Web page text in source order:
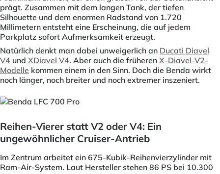
prägt. Zusammen mit dem langen Tank, der tiefen
Silhouette und dem enormen Radstand von 1.720
Millimetern entsteht eine Erscheinung, die auf jedem
Parkplatz sofort Aufmerksamkeit erzeugt.
Natürlich denkt man dabei unweigerlich an Ducati Diavel
V4 und XDiavel V4. Aber auch die früheren X-Diavel-V2-
Modelle kommen einem in den Sinn. Doch die Benda wirkt
noch länger, noch breiter und noch extremer inszeniert.
Reihen-Vierer statt V2 oder V4: Ein
ungewöhnlicher Cruiser-Antrieb
Im Zentrum arbeitet ein 675-Kubik-Reihenvierzylinder mit
Ram-Air-System. Laut Hersteller stehen 86 PS bei 10.300